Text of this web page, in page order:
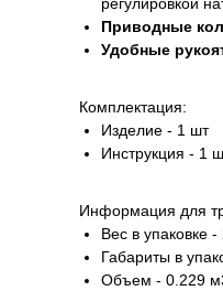
регулировкой
Приводные
Удобные
Комплектация:
Изделие - 1 шт
Инструкция - 1
Информация для
Вес в упаковке -
Габариты в
Объем - 0.229